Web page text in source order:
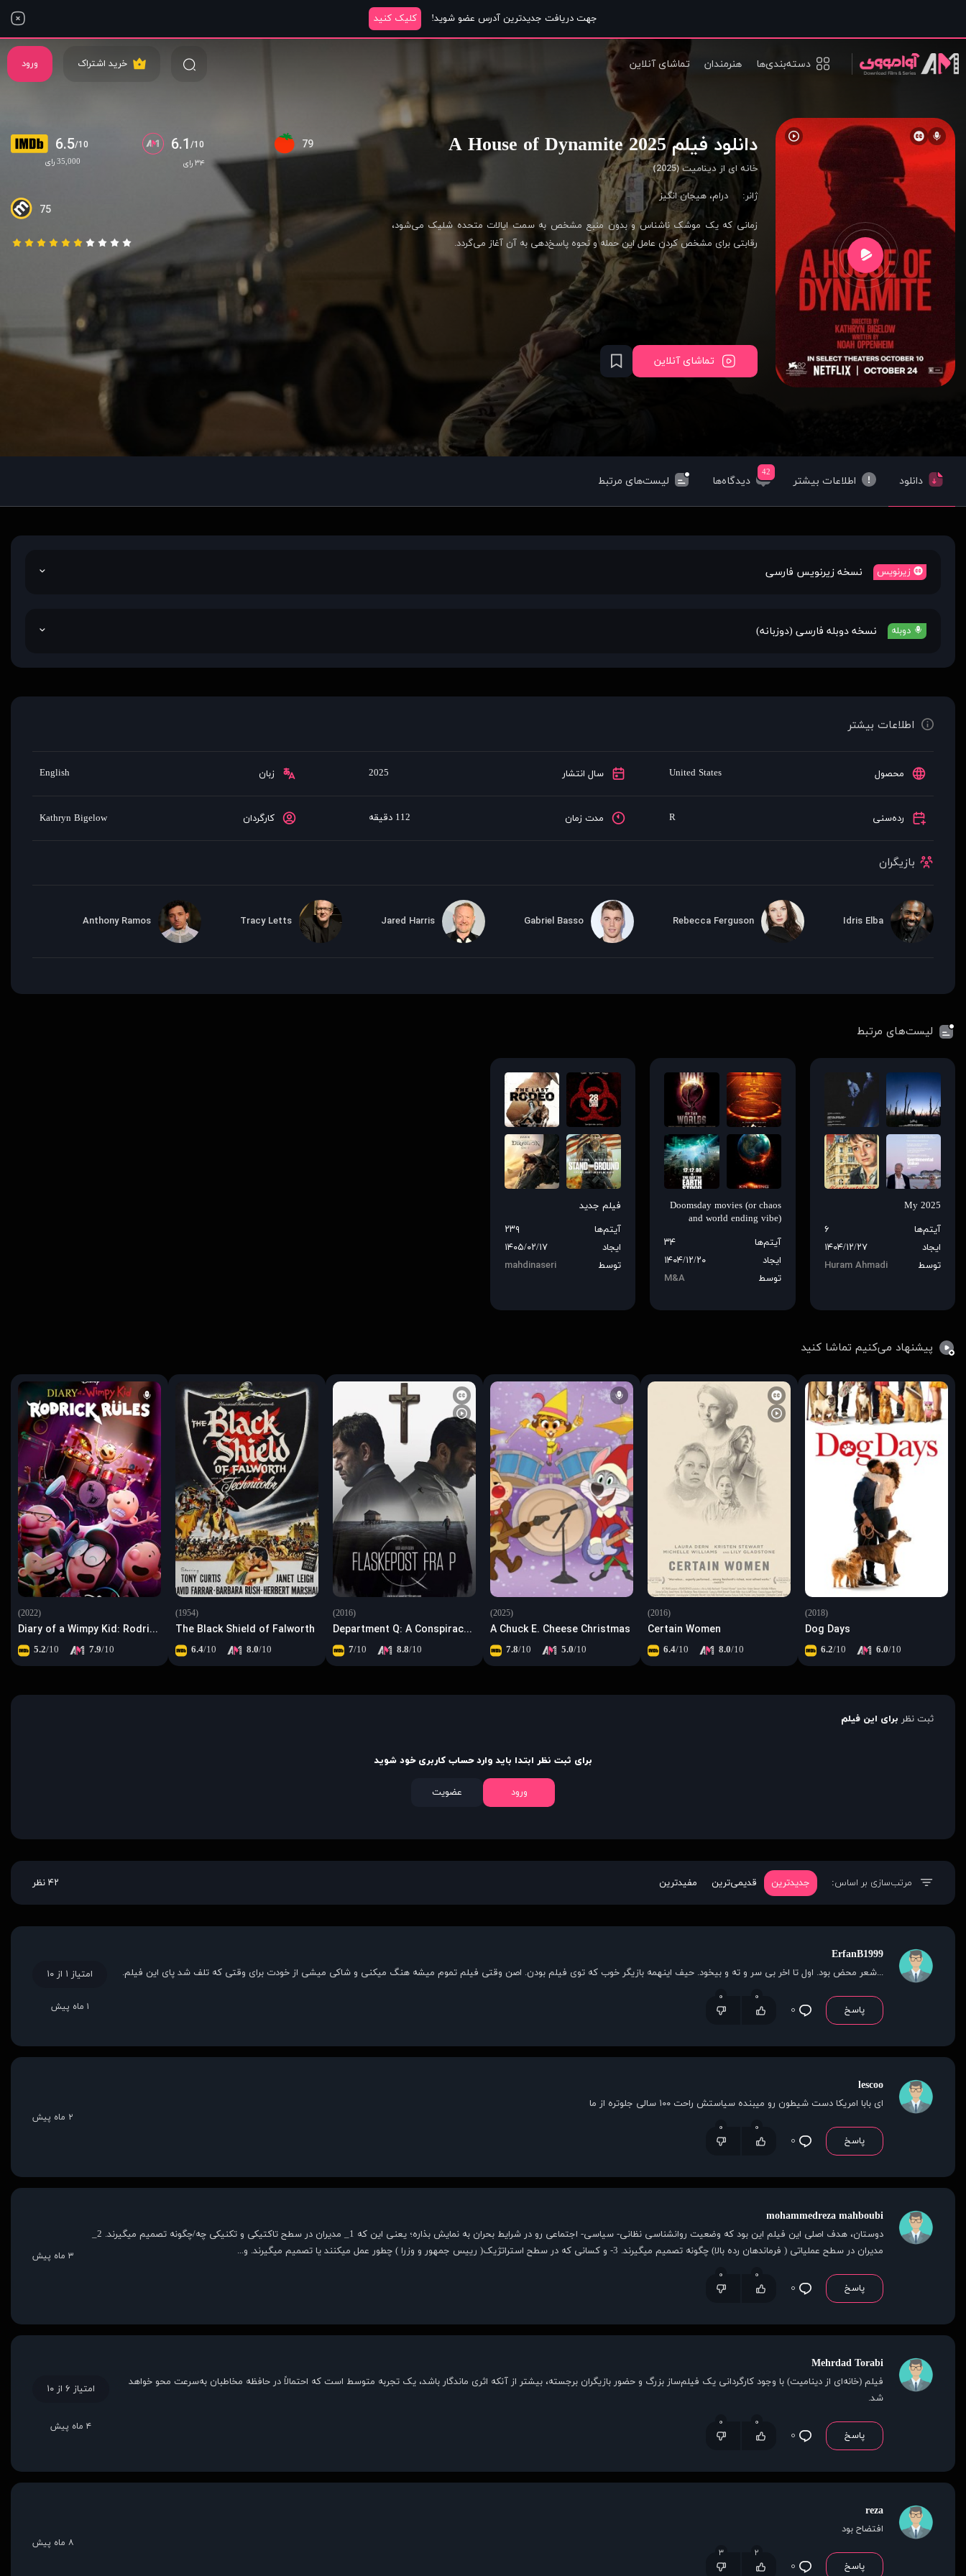
جهت دریافت جدیدترین آدرس عضو شوید! کلیک کنید
دسته‌بندی‌ها هنرمندان تماشای آنلاین خرید اشتراک ورود
دانلود فیلم A House of Dynamite 2025
خانه ای از دینامیت (2025)
ژانر: درام، هیجان انگیز
زمانی که یک موشک ناشناس و بدون منبع مشخص به سمت ایالات متحده شلیک می‌شود،
رقابتی برای مشخص کردن عامل این حمله و نحوه پاسخ‌دهی به آن آغاز می‌گردد.
6.5/10
35,000 رای
6.1/10
۳۴ رای
79
75
تماشای آنلاین
دانلود اطلاعات بیشتر
42
دیدگاه‌ها لیست‌های مرتبط
زیرنویس نسخه زیرنویس فارسی
دوبله نسخه دوبله فارسی (دوزبانه)
اطلاعات بیشتر
محصول United States سال انتشار 2025 زبان English
رده‌سنی R مدت زمان 112 دقیقه کارگردان Kathryn Bigelow
بازیگران
Idris Elba
Rebecca Ferguson
Gabriel Basso
Jared Harris
Tracy Letts
Anthony Ramos
لیست‌های مرتبط
My 2025
آیتم‌ها
۶
ایجاد
۱۴۰۴/۱۲/۲۷
توسط
Huram Ahmadi
Doomsday movies (or chaos
and world ending vibe)
آیتم‌ها
۳۴
ایجاد
۱۴۰۴/۱۲/۲۰
توسط
M&A
فیلم جدید
آیتم‌ها
۲۳۹
ایجاد
۱۴۰۵/۰۲/۱۷
توسط
mahdinaseri
پیشنهاد می‌کنیم تماشا کنید
(2018)
Dog Days
6.2/10 6.0/10
(2016)
Certain Women
6.4/10 8.0/10
(2025)
A Chuck E. Cheese Christmas
7.8/10 5.0/10
(2016)
Department Q: A Conspiracy of Faith
7/10 8.8/10
(1954)
The Black Shield of Falworth
6.4/10 8.0/10
(2022)
Diary of a Wimpy Kid: Rodrick Rules
5.2/10 7.9/10
ثبت نظر برای این فیلم
برای ثبت نظر ابتدا باید وارد حساب کاربری خود شوید
ورود عضویت
مرتب‌سازی بر اساس: جدیدترین قدیمی‌ترین مفیدترین ۴۲ نظر
ErfanB1999
...شعر محض بود. اول تا اخر بی سر و ته و بیخود. حیف اینهمه بازیگر خوب که توی فیلم بودن. اصن وقتی فیلم تموم میشه هنگ میکنی و شاکی میشی از خودت برای وقتی که تلف شد پای این فیلم.
پاسخ ۰
۰ ۰
امتیاز ۱ از ۱۰
۱ ماه پیش
lescoo
ای بابا امریکا دست شیطون رو میبنده سیاستش راحت ۱۰۰ سالی جلوتره از ما
پاسخ ۰
۰ ۰
۲ ماه پیش
mohammedreza mahboubi
دوستان، هدف اصلی این فیلم این بود که وضعیت روانشناسی نظانی- سیاسی- اجتماعی رو در شرایط بحران به نمایش بذاره؛ یعنی این که 1_ مدیران در سطح تاکتیکی و تکنیکی چه/چگونه تصمیم میگیرند. 2_
مدیران در سطح عملیاتی ( فرماندهان رده بالا) چگونه تصمیم میگیرند. 3- و کسانی که در سطح استراتژیک( رییس جمهور و وزرا ) چطور عمل میکنند یا تصمیم میگیرند. و...
پاسخ ۰
۰ ۰
۳ ماه پیش
Mehrdad Torabi
فیلم (خانه‌ای از دینامیت) با وجود کارگردانی یک فیلم‌ساز بزرگ و حضور بازیگران برجسته، بیشتر از آنکه اثری ماندگار باشد، یک تجربه متوسط است که احتمالاً در حافظه مخاطبان به‌سرعت محو خواهد
شد.
پاسخ ۰
۰ ۰
امتیاز ۶ از ۱۰
۴ ماه پیش
reza
افتضاح بود
پاسخ ۰
۲ ۳
۸ ماه پیش